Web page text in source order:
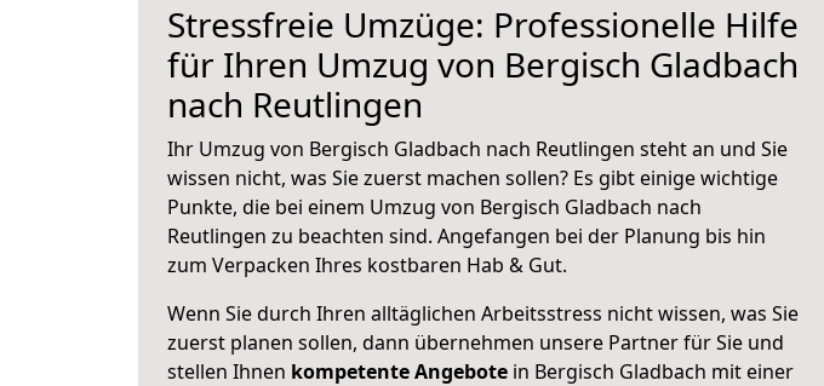
Stressfreie Umzüge: Professionelle Hilfe
für Ihren Umzug von Bergisch Gladbach
nach Reutlingen
Ihr Umzug von Bergisch Gladbach nach Reutlingen steht an und Sie
wissen nicht, was Sie zuerst machen sollen? Es gibt einige wichtige
Punkte, die bei einem Umzug von Bergisch Gladbach nach
Reutlingen zu beachten sind. Angefangen bei der Planung bis hin
zum Verpacken Ihres kostbaren Hab & Gut.
Wenn Sie durch Ihren alltäglichen Arbeitsstress nicht wissen, was Sie
zuerst planen sollen, dann übernehmen unsere Partner für Sie und
stellen Ihnen kompetente Angebote in Bergisch Gladbach mit einer